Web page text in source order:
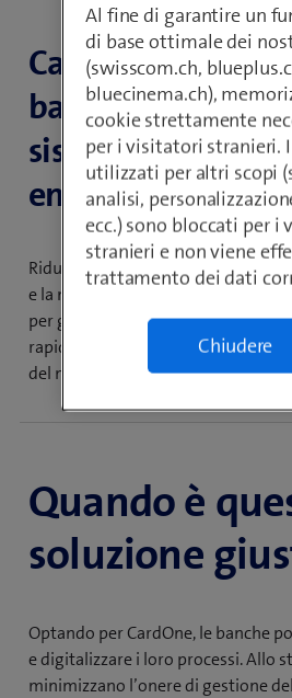
CardOne aggrega
banche
sistema bancario
emittenti di
Riducete al minimo il vostro
e la manutenzione delle
per gestire i mezzi di pagamento e
rapidamente alle variazioni delle
del mercato.
Quando è
soluzione
Optando per CardOne, le banche
e digitalizzare i loro processi. Allo
minimizzano l’onere di gestione
Al fine di garantire un
di base ottimale dei
(swisscom.ch,
bluecinema.ch),
cookie strettamente
per i visitatori stranieri.
utilizzati per altri scopi
analisi,
ecc.) sono bloccati per i
stranieri e non viene
trattamento dei dati
Chiudere